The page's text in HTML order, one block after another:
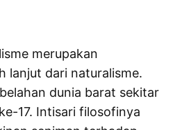
merupakan
lanjut dari naturalisme.
dunia barat sekitar
17. Intisari filosofinya